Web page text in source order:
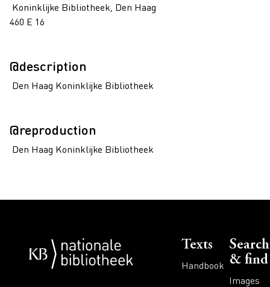
Koninklijke Bibliotheek, Den Haag
460 E 16
@description
Den Haag Koninklijke Bibliotheek
@reproduction
Den Haag Koninklijke Bibliotheek
Voet
Texts
Handbook
Search
& find
Images